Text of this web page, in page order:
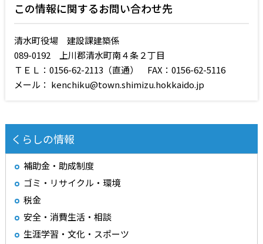
くらしの情報
補助金・助成制度
ゴミ・リサイクル・環境
税金
安全・消費生活・相談
生涯学習・文化・スポーツ
この情報に関するお問い合わせ先
清水町役場 建設課建築係
089-0192 上川郡清水町南４条２丁目
ＴＥＬ：0156-62-2113（直通） FAX：0156-62-5116
メール： kenchiku@town.shimizu.hokkaido.jp